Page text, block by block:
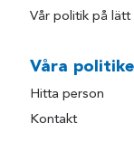
Vår politik på lätt
Våra
Hitta person
Kontakt